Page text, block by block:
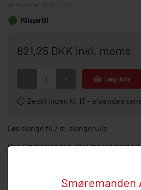
Smøremanden
18-100-011-2
På lager (8)
621,25 DKK inkl. moms
Læg i kurv
Bestil inden kl. 13 – afsendes
Løs slange til 7 m. slangerulle
Hos Smøremanden vil vi meget gerne